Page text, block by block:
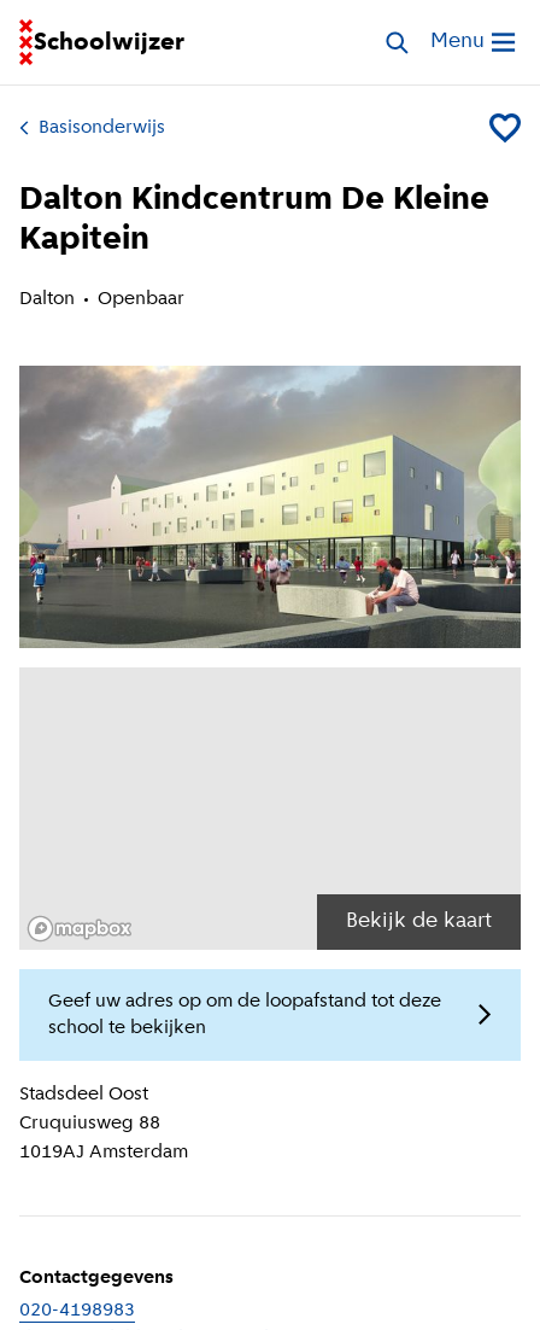
Schoolwijzer
Ga naar homepage van SchoolwijzerZoek scholen
Open
Menu
Basisonderwijs Voeg
Dalton Kindcentrum De Kleine
Kapitein
Dalton Openbaar
Bekijk de kaart
Geef uw adres op om de loopafstand tot deze
school te bekijken
Locatiegegevens
Stadsdeel Oost
Cruquiusweg 88
1019AJ Amsterdam
Contactgegevens
020-4198983